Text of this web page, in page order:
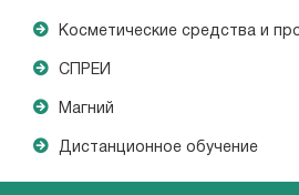
Косметические средства и
СПРЕИ
Магний
Дистанционное обучение